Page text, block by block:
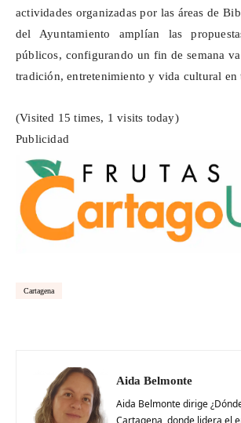
actividades organizadas por las áreas de
del Ayuntamiento amplían las
públicos, configurando un fin de semana
tradición, entretenimiento y vida cultural en
(Visited 15 times, 1 visits today)
Publicidad
Cartagena
Aida Belmonte
Aida Belmonte dirige
Cartagena, donde lidera el